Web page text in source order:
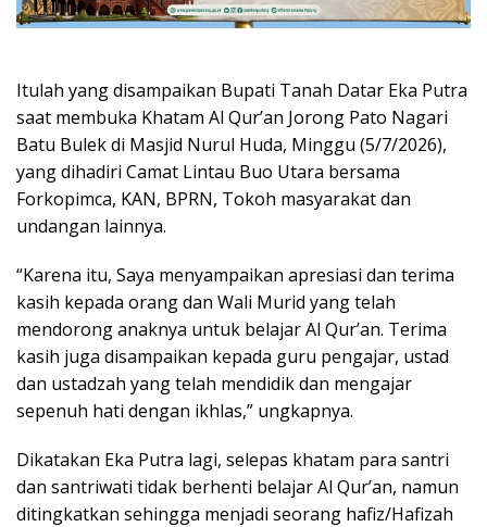
Itulah yang disampaikan Bupati Tanah Datar Eka Putra
saat membuka Khatam Al Qur’an Jorong Pato Nagari
Batu Bulek di Masjid Nurul Huda, Minggu (5/7/2026),
yang dihadiri Camat Lintau Buo Utara bersama
Forkopimca, KAN, BPRN, Tokoh masyarakat dan
undangan lainnya.
“Karena itu, Saya menyampaikan apresiasi dan terima
kasih kepada orang dan Wali Murid yang telah
mendorong anaknya untuk belajar Al Qur’an. Terima
kasih juga disampaikan kepada guru pengajar, ustad
dan ustadzah yang telah mendidik dan mengajar
sepenuh hati dengan ikhlas,” ungkapnya.
Dikatakan Eka Putra lagi, selepas khatam para santri
dan santriwati tidak berhenti belajar Al Qur’an, namun
ditingkatkan sehingga menjadi seorang hafiz/Hafizah